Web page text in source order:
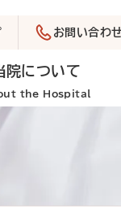
院について
the Hospital
お問い合わ